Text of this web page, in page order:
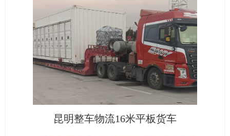
昆明整车物流16米平板货车